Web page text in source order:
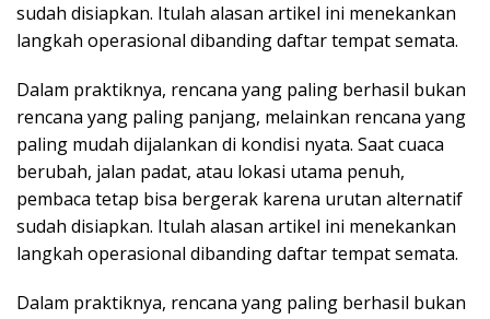
sudah disiapkan. Itulah alasan artikel ini menekankan
langkah operasional dibanding daftar tempat semata.
Dalam praktiknya, rencana yang paling berhasil bukan
rencana yang paling panjang, melainkan rencana yang
paling mudah dijalankan di kondisi nyata. Saat cuaca
berubah, jalan padat, atau lokasi utama penuh,
pembaca tetap bisa bergerak karena urutan alternatif
sudah disiapkan. Itulah alasan artikel ini menekankan
langkah operasional dibanding daftar tempat semata.
Dalam praktiknya, rencana yang paling berhasil bukan